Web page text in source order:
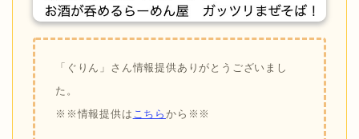
「ぐりん」さん情報提供ありがとうございまし
た。
※※情報提供は こちらから※※